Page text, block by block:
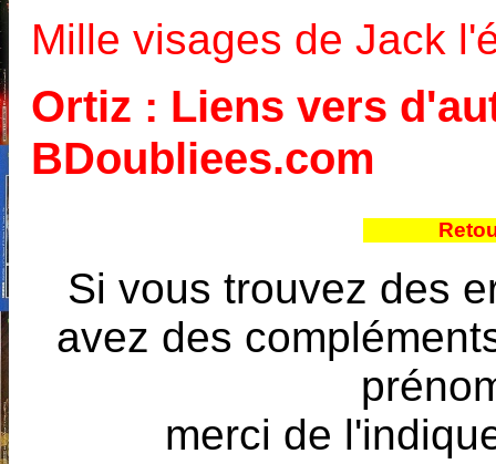
Mille visages de Jack
Ortiz : Liens vers
BDoubliees.com
Si vous trouvez des
avez des
merci de